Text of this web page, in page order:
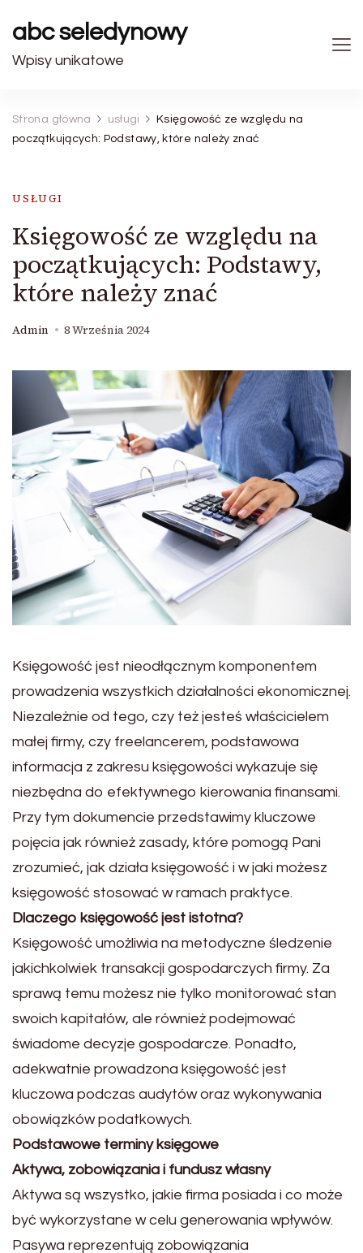
abc seledynowy
Wpisy unikatowe
Strona główna usługi
Księgowość ze względu na
początkujących: Podstawy, które należy znać
USŁUGI
Księgowość ze względu na
początkujących: Podstawy,
które należy znać
Admin 8 Września 2024
Księgowość jest nieodłącznym komponentem
prowadzenia wszystkich działalności ekonomicznej.
Niezależnie od tego, czy też jesteś właścicielem
małej firmy, czy freelancerem, podstawowa
informacja z zakresu księgowości wykazuje się
niezbędna do efektywnego kierowania finansami.
Przy tym dokumencie przedstawimy kluczowe
pojęcia jak również zasady, które pomogą Pani
zrozumieć, jak działa księgowość i w jaki możesz
księgowość stosować w ramach praktyce.
Dlaczego księgowość jest istotna?
Księgowość umożliwia na metodyczne śledzenie
jakichkolwiek transakcji gospodarczych firmy. Za
sprawą temu możesz nie tylko monitorować stan
swoich kapitałów, ale również podejmować
świadome decyzje gospodarcze. Ponadto,
adekwatnie prowadzona księgowość jest
kluczowa podczas audytów oraz wykonywania
obowiązków podatkowych.
Podstawowe terminy księgowe
Aktywa, zobowiązania i fundusz własny
Aktywa są wszystko, jakie firma posiada i co może
być wykorzystane w celu generowania wpływów.
Pasywa reprezentują zobowiązania